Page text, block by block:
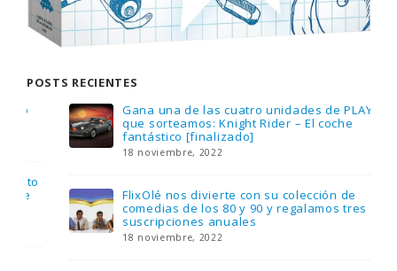
POSTS RECIENTES
Gana una de las cuatro unidades de PLAYMOBIL
que sorteamos: Knight Rider – El coche
fantástico [finalizado]
18 noviembre, 2022
FlixOlé nos divierte con su colección de
comedias de los 80 y 90 y regalamos tres
suscripciones anuales
18 noviembre, 2022